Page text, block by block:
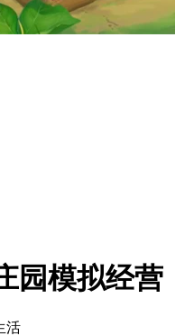
园模拟经营
活